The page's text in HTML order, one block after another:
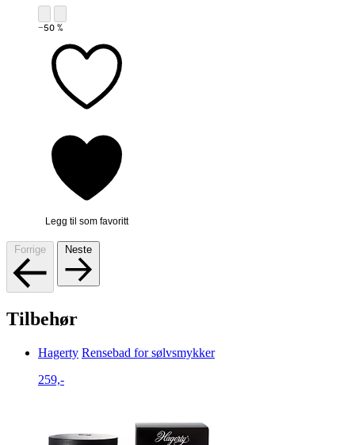
−50 %
Legg til som favoritt
Forrige Neste
Tilbehør
Hagerty Rensebad for sølvsmykker
259,-